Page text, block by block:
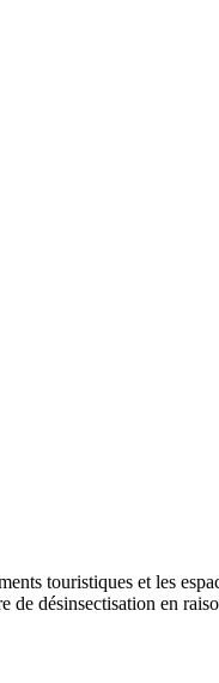
touristiques et les
de désinsectisation en